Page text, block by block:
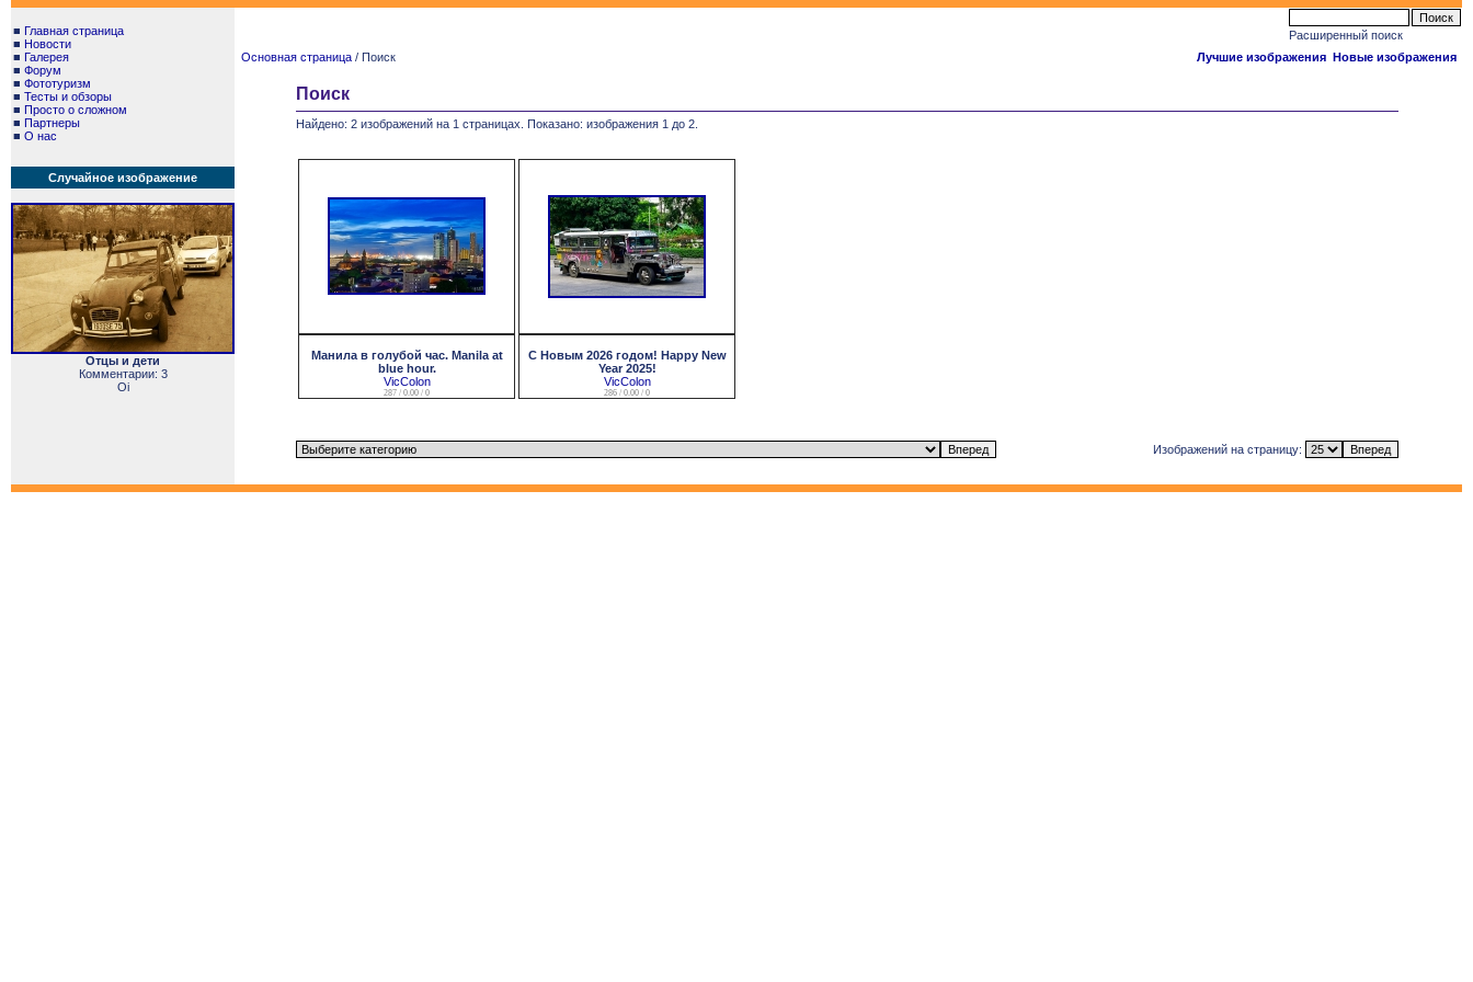
■ Главная страница
■ Новости
■ Галерея
■ Форум
■ Фототуризм
■ Тесты и обзоры
■ Просто о сложном
■ Партнеры
■ О нас
Случайное изображение
Отцы и дети
Комментарии: 3
Oi
Расширенный поиск
Основная страница / Поиск Лучшие изображения Новые изображения
Поиск
Найдено: 2 изображений на 1 страницах. Показано: изображения 1 до 2.
Манила в голубой час. Manila at
blue hour.
VicColon
287 / 0.00 / 0
С Новым 2026 годом! Happy New
Year 2025!
VicColon
286 / 0.00 / 0
Изображений на страницу: